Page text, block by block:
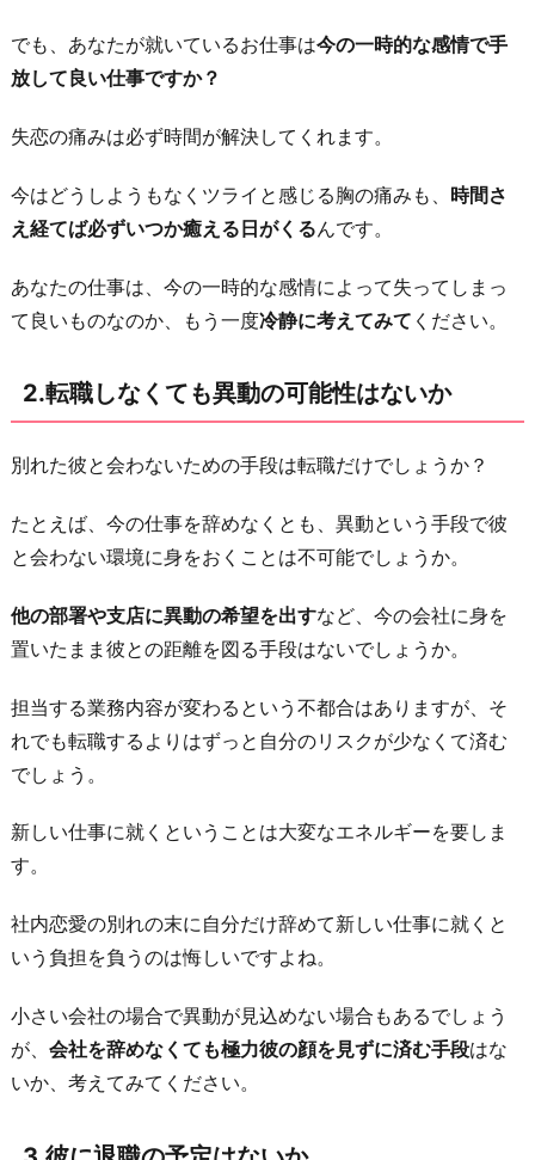
は
い
3.
彼
に
予
は
い
か
4.
彼
忘
れ
さ
て
れ
る
う
な
新
い
でも、あなたが就いているお仕事は今の一時的な感情で手
放して良い仕事ですか？
失恋の痛みは必ず時間が解決してくれます。
今はどうしようもなくツライと感じる胸の痛みも、 時間さ
え経てば必ずいつか癒える日がくるんです。
あなたの仕事は、今の一時的な感情によって失ってしまっ
て良いものなのか、もう一度冷静に考えてみて ください。
2.転職しなくても異動の可能性はないか
別れた彼と会わないための手段は転職だけでしょうか？
たとえば、今の仕事を辞めなくとも、異動という手段で彼
と会わない環境に身をおくことは不可能でしょうか。
他の部署や支店に異動の希望を出すなど、今の会社に身を
置いたまま彼との距離を図る手段はないでしょうか。
担当する業務内容が変わるという不都合はありますが、そ
れでも転職するよりはずっと自分のリスクが少なくて済む
でしょう。
新しい仕事に就くということは大変なエネルギーを要しま
す。
社内恋愛の別れの末に自分だけ辞めて新しい仕事に就くと
いう負担を負うのは悔しいですよね。
小さい会社の場合で異動が見込めない場合もあるでしょう
が、 会社を辞めなくても極力彼の顔を見ずに済む手段はな
いか、考えてみてください。